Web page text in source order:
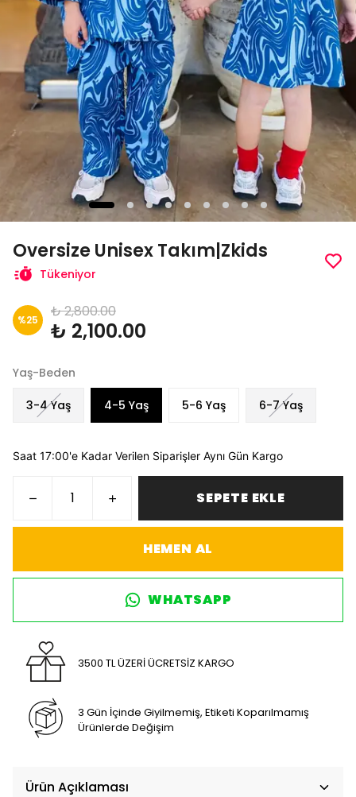
Oversize Unisex Takım|Zkids
Tükeniyor
%25 ₺ 2,800.00
₺ 2,100.00
Yaş-Beden
3-4 Yaş 4-5 Yaş 5-6 Yaş 6-7 Yaş
Saat 17:00'e Kadar Verilen Siparişler Aynı Gün Kargo
SEPETE EKLE
HEMEN AL
WHATSAPP
3500 TL ÜZERİ ÜCRETSİZ KARGO
3 Gün İçinde Giyilmemiş, Etiketi Koparılmamış
Ürünlerde Değişim
Ürün Açıklaması